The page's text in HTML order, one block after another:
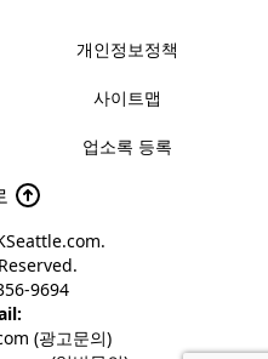
개인정보정책
사이트맵
업소록 등록
.
9694
(광고문의)